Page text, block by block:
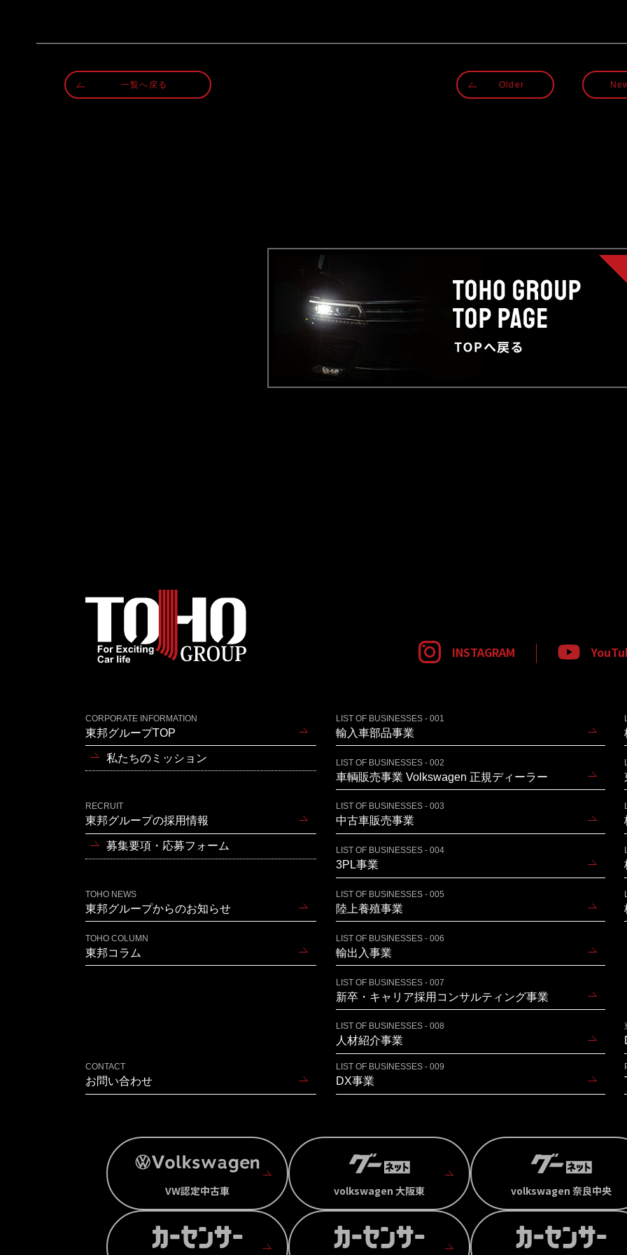
一覧へ戻る Older
INSTAGRAM
CORPORATE INFORMATION
東邦グループTOP
私たちのミッション
RECRUIT
東邦グループの採用情報
募集要項・応募フォーム
TOHO NEWS
東邦グループからのお知らせ
TOHO COLUMN
東邦コラム
CONTACT
お問い合わせ
LIST OF BUSINESSES - 001
輸入車部品事業
LIST OF BUSINESSES - 002
車輌販売事業 Volkswagen 正規ディーラー
LIST OF BUSINESSES - 003
中古車販売事業
LIST OF BUSINESSES - 004
3PL事業
LIST OF BUSINESSES - 005
陸上養殖事業
LIST OF BUSINESSES - 006
輸出入事業
LIST OF BUSINESSES - 007
新卒・キャリア採用コンサルティング事業
LIST OF BUSINESSES - 008
人材紹介事業
LIST OF BUSINESSES - 009
DX事業
VW認定中古車 volkswagen 大阪東 volkswagen 奈良中央